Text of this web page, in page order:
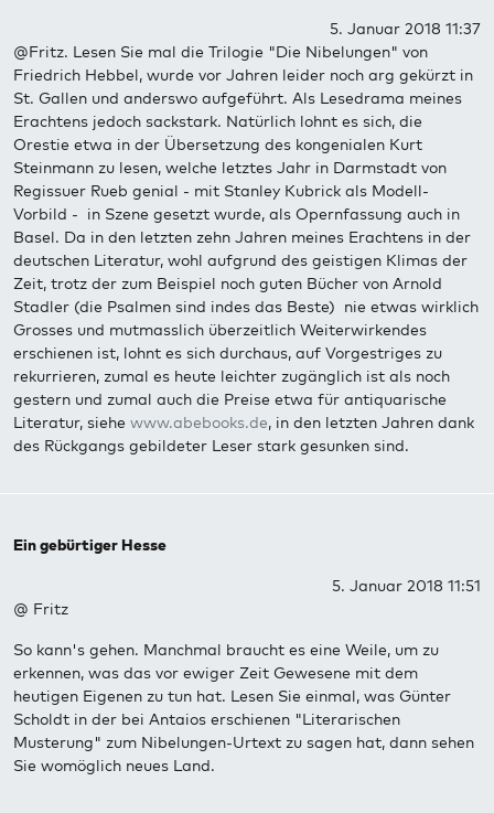
5. Januar 2018 11:37
@Fritz. Lesen Sie mal die Trilogie "Die Nibelungen" von
Friedrich Hebbel, wurde vor Jahren leider noch arg gekürzt in
St. Gallen und anderswo aufgeführt. Als Lesedrama meines
Erachtens jedoch sackstark. Natürlich lohnt es sich, die
Orestie etwa in der Übersetzung des kongenialen Kurt
Steinmann zu lesen, welche letztes Jahr in Darmstadt von
Regissuer Rueb genial - mit Stanley Kubrick als Modell-
Vorbild - in Szene gesetzt wurde, als Opernfassung auch in
Basel. Da in den letzten zehn Jahren meines Erachtens in der
deutschen Literatur, wohl aufgrund des geistigen Klimas der
Zeit, trotz der zum Beispiel noch guten Bücher von Arnold
Stadler (die Psalmen sind indes das Beste) nie etwas wirklich
Grosses und mutmasslich überzeitlich Weiterwirkendes
erschienen ist, lohnt es sich durchaus, auf Vorgestriges zu
rekurrieren, zumal es heute leichter zugänglich ist als noch
gestern und zumal auch die Preise etwa für antiquarische
Literatur, siehe www.abebooks.de, in den letzten Jahren dank
des Rückgangs gebildeter Leser stark gesunken sind.
Ein gebürtiger Hesse
5. Januar 2018 11:51
@ Fritz
So kann's gehen. Manchmal braucht es eine Weile, um zu
erkennen, was das vor ewiger Zeit Gewesene mit dem
heutigen Eigenen zu tun hat. Lesen Sie einmal, was Günter
Scholdt in der bei Antaios erschienen "Literarischen
Musterung" zum Nibelungen-Urtext zu sagen hat, dann sehen
Sie womöglich neues Land.